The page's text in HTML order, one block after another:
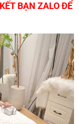
BẠN ZALO ĐỂ